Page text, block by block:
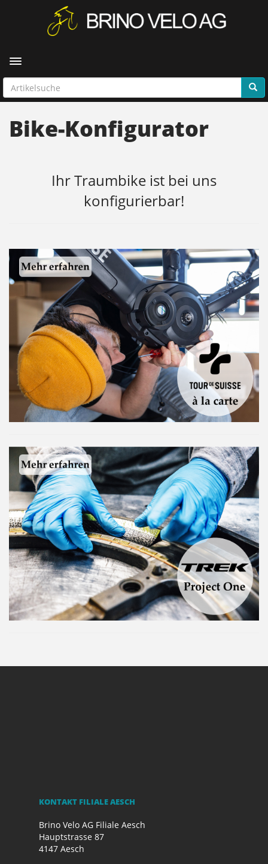
Toggle navigation
Bike-Konfigurator
Ihr Traumbike ist bei uns
konfigurierbar!
KONTAKT FILIALE AESCH
Brino Velo AG Filiale Aesch
Hauptstrasse 87
4147 Aesch